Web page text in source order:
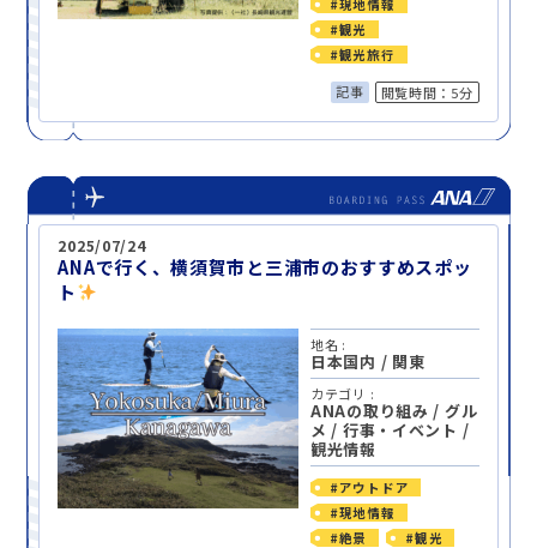
#現地情報
#観光
#観光旅行
記事 閲覧時間：5分
2025/07/24
ANAで行く、横須賀市と三浦市のおすすめスポッ
ト
地名 :
日本国内 / 関東
カテゴリ :
ANAの取り組み / グル
メ / 行事・イベント /
観光情報
#アウトドア
#現地情報
#絶景
#観光